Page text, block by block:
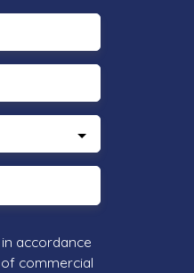
accordance
commercial